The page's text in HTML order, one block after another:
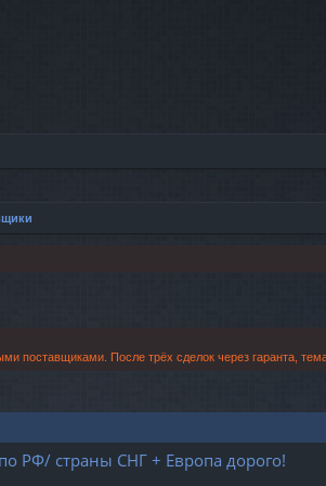
поставщиками. После трёх сделок через гаранта,
РФ/ страны СНГ + Европа дорого!